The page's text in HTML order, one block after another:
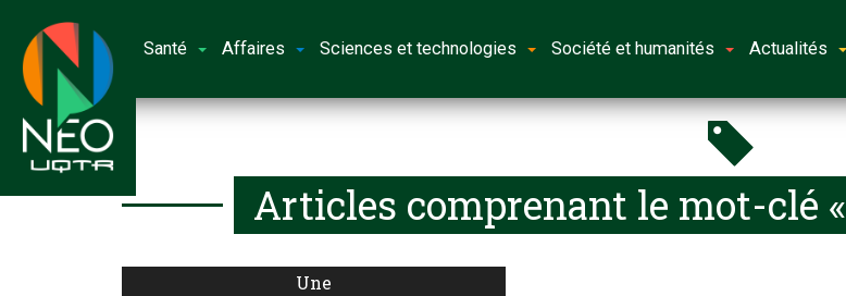
Santé Affaires Sciences et technologies Société et humanités Actualités
Articles comprenant le mot-clé «
Une